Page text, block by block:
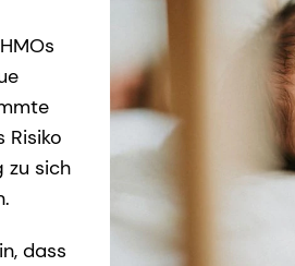
Risiko
zu sich
dass